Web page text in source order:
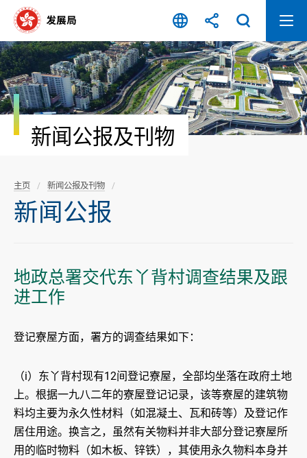
容
开
始
新闻公报及刊物
主页 新闻公报及刊物
新闻公报
地政总署交代东丫背村调查结果及跟
进工作
登记寮屋方面，署方的调查结果如下：
（i）东丫背村现有12间登记寮屋，全部均坐落在政府土地
上。根据一九八二年的寮屋登记记录，该等寮屋的建筑物
料均主要为永久性材料（如混凝土、瓦和砖等）及登记作
居住用途。换言之，虽然有关物料并非大部分登记寮屋所
用的临时物料（如木板、锌铁），其使用永久物料本身并